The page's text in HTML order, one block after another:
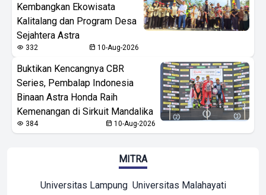
Kembangkan Ekowisata
Kalitalang dan Program Desa
Sejahtera Astra
332 10-Aug-2026
Buktikan Kencangnya CBR
Series, Pembalap Indonesia
Binaan Astra Honda Raih
Kemenangan di Sirkuit Mandalika
384 10-Aug-2026
MITRA
Universitas Lampung Universitas Malahayati